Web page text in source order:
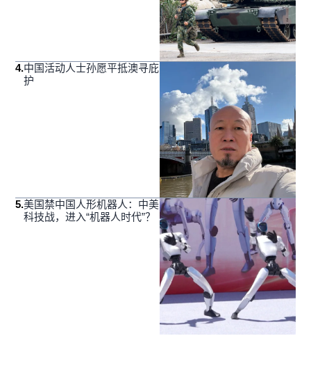
4.中国活动人士孙愿平抵澳寻庇
护
5.美国禁中国人形机器人：中美
科技战，进入“机器人时代”？